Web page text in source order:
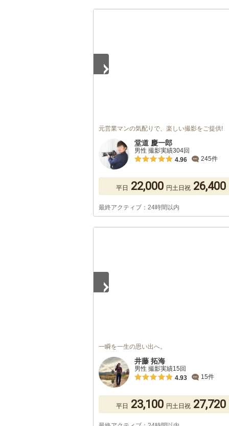
元営業マンの気配りで、楽しい撮影をご提供!
堂道 慶一郎
男性 撮影実績304回
4.96
245件
平日 22,000 円土日祝 26,400
最終アクティブ：24時間以内
一瞬を一生の思い出へ。
井藤 拓海
男性 撮影実績15回
4.93
15件
平日 23,100 円土日祝 27,720